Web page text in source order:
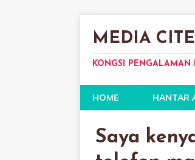
MEDIA
KONGSI PENGALAMAN
HOME HANTAR
Saya